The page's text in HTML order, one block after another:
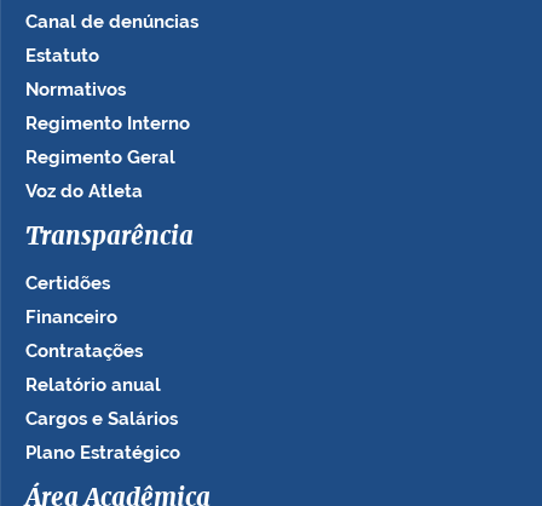
Canal de denúncias
Estatuto
Normativos
Regimento Interno
Regimento Geral
Voz do Atleta
Transparência
Certidões
Financeiro
Contratações
Relatório anual
Cargos e Salários
Plano Estratégico
Área Acadêmica